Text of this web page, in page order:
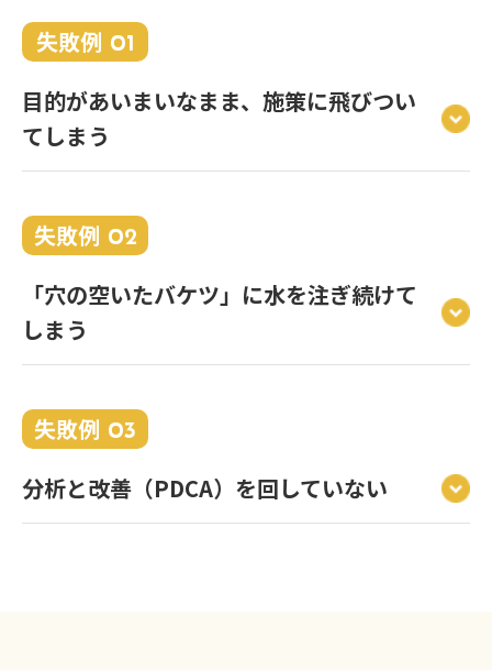
失敗例 01
目的があいまいなまま、施策に飛びつい
てしまう
失敗例 02
「穴の空いたバケツ」に水を注ぎ続けて
しまう
失敗例 03
分析と改善（PDCA）を回していない